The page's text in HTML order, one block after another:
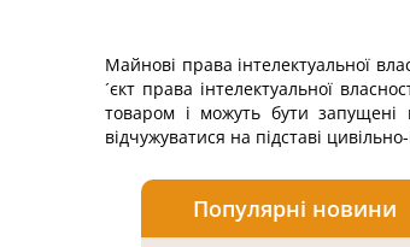
Майнові права інтелектуальної
´єкт права інтелектуальної
товаром і можуть бути запущені
відчужуватися на підставі
Популярні новини